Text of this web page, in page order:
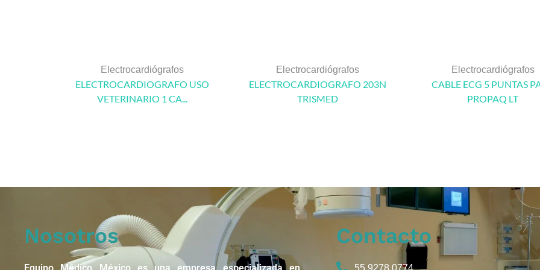
Electrocardiógrafos
ELECTROCARDIOGRAFO USO
VETERINARIO 1 CA...
Electrocardiógrafos
ELECTROCARDIOGRAFO 203N
TRISMED
Electrocardiógrafos
CABLE ECG 5 PUNTAS
PROPAQ LT
Nosotros Contacto
55 9278 0774